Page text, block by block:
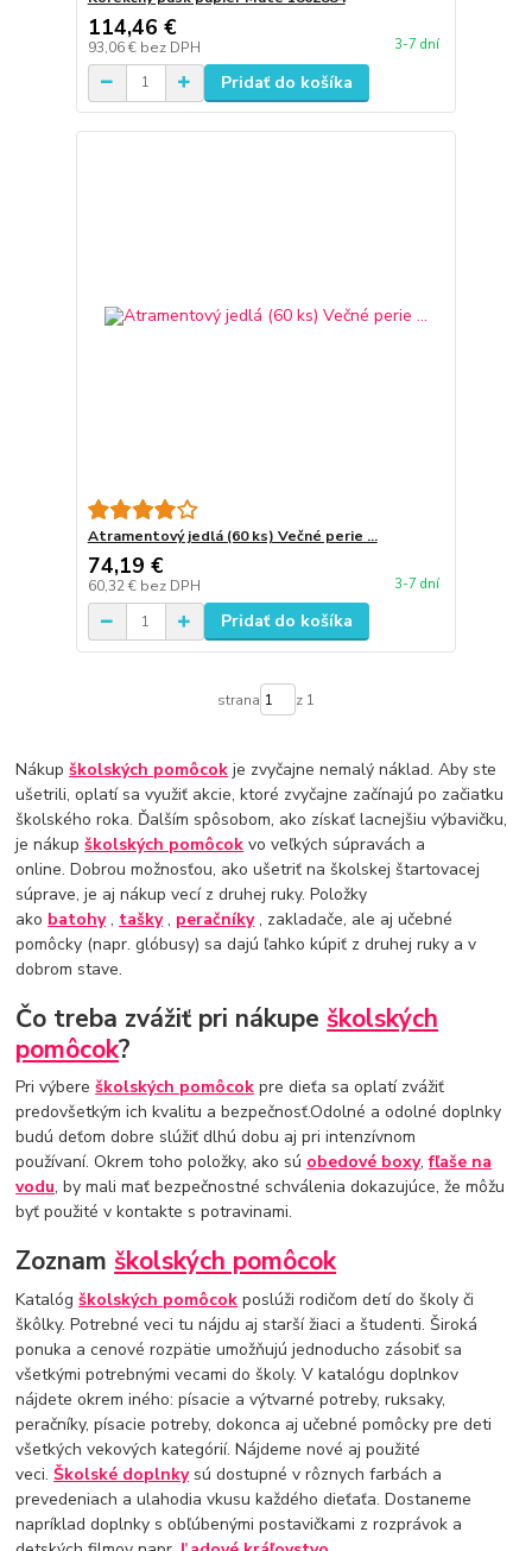
114,46 €
93,06 € bez DPH 3-7 dní
Pridať do košíka
Atramentový jedlá (60 ks) Večné perie ...
74,19 €
60,32 € bez DPH 3-7 dní
Pridať do košíka
strana z 1
Nákupškolských pomôcok je zvyčajne nemalý náklad. Aby ste
ušetrili, oplatí sa využiť akcie, ktoré zvyčajne začínajú po začiatku
školského roka. Ďalším spôsobom, ako získať lacnejšiu výbavičku,
je nákupškolských pomôcok vo veľkých súpravách a
online. Dobrou možnosťou, ako ušetriť na školskej štartovacej
súprave, je aj nákup vecí z druhej ruky. Položky
ako batohy, tašky, peračníky, zakladače, ale aj učebné
pomôcky (napr. glóbusy) sa dajú ľahko kúpiť z druhej ruky a v
dobrom stave.
Čo treba zvážiť pri nákupe školských
pomôcok?
Pri výbereškolských pomôcok pre dieťa sa oplatí zvážiť
predovšetkým ich kvalitu a bezpečnosť.Odolné a odolné doplnky
budú deťom dobre slúžiť dlhú dobu aj pri intenzívnom
používaní. Okrem toho položky, ako sú obedové boxy,fľaše na
vodu, by mali mať bezpečnostné schválenia dokazujúce, že môžu
byť použité v kontakte s potravinami.
Zoznam školských pomôcok
Katalógškolských pomôcok poslúži rodičom detí do školy či
škôlky. Potrebné veci tu nájdu aj starší žiaci a študenti. Široká
ponuka a cenové rozpätie umožňujú jednoducho zásobiť sa
všetkými potrebnými vecami do školy. V katalógu doplnkov
nájdete okrem iného: písacie a výtvarné potreby, ruksaky,
peračníky, písacie potreby, dokonca aj učebné pomôcky pre deti
všetkých vekových kategórií. Nájdeme nové aj použité
veci.Školské doplnkysú dostupné v rôznych farbách a
prevedeniach a ulahodia vkusu každého dieťaťa. Dostaneme
napríklad doplnky s obľúbenými postavičkami z rozprávok a